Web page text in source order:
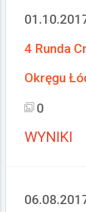
4 Runda
Okręgu
0
WYNIKI